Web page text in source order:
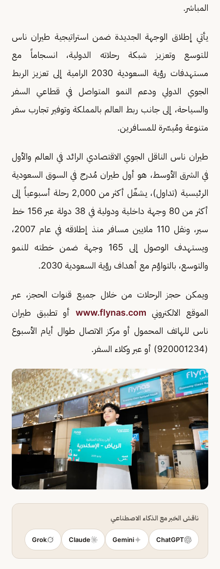
المباشر.
يأتي إطلاق الوجهة الجديدة ضمن استراتيجية طيران ناس
للتوسع وتعزيز شبكة رحلاته الدولية، انسجاماً مع
مستهدفات رؤية السعودية 2030 الرامية إلى تعزيز الربط
الجوي الدولي ودعم النمو المتواصل في قطاعي السفر
والسياحة، إلى جانب ربط العالم بالمملكة وتوفير تجارب سفر
متنوعة ومُيسّرة للمسافرين.
طيران ناس الناقل الجوي الاقتصادي الرائد في العالم والأول
في الشرق الأوسط، هو أول طيران مُدرج في السوق السعودية
الرئيسية (تداول)، يشغّل أكثر من 2,000 رحلة أسبوعياً إلى
أكثر من 80 وجهة داخلية ودولية في 38 دولة عبر 156 خط
سير، ونقل 110 ملايين مسافر منذ إطلاقه في عام 2007،
ويستهدف الوصول إلى 165 وجهة ضمن خطته للنمو
والتوسع، بالتواؤم مع أهداف رؤية السعودية 2030.
ويمكن حجز الرحلات من خلال جميع قنوات الحجز، عبر
الموقع اﻻلكتروني www.flynas.com أو تطبيق طيران
ناس للهاتف المحمول أو مركز الاتصال طوال أيام الأسبوع
(920001234) أو عبر وكلاء السفر.
ناقش الخبر مع الذكاء الاصطناعي
ChatGPT
Gemini
Claude
Grok